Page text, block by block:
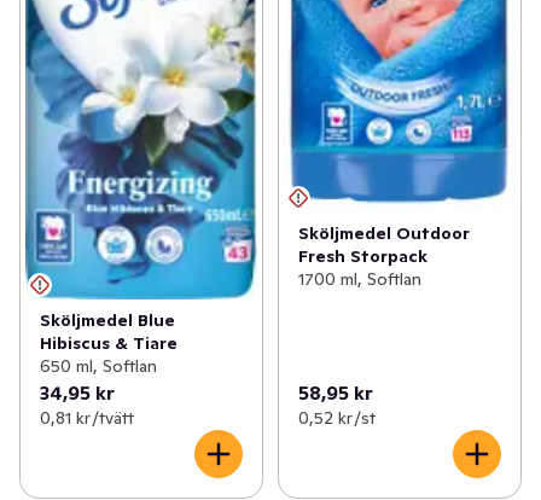
Sköljmedel Blue
Hibiscus & Tiare
650 ml, Softlan
34,95 kr
0,81 kr /tvätt
Sköljmedel Outdoor
Fresh Storpack
1700 ml, Softlan
58,95 kr
0,52 kr /st